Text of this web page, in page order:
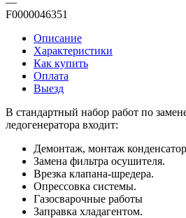
F0000046351
Описание
Характеристики
Как купить
Оплата
Выезд
В стандартный набор работ по
ледогенератора входит:
Демонтаж, монтаж
Замена фильтра осушителя.
Врезка клапана-шредера.
Опрессовка системы.
Газосварочные работы
Заправка хладагентом.